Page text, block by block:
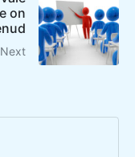
on
Next